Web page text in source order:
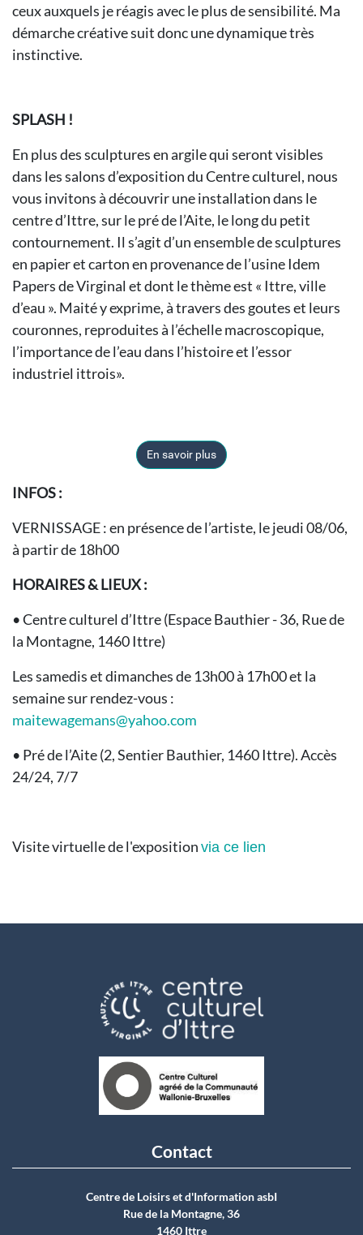
ceux auxquels je réagis avec le plus de sensibilité. Ma
démarche créative suit donc une dynamique très
instinctive.
SPLASH !
En plus des sculptures en argile qui seront visibles
dans les salons d’exposition du Centre culturel, nous
vous invitons à découvrir une installation dans le
centre d’Ittre, sur le pré de l’Aite, le long du petit
contournement. Il s’agit d’un ensemble de sculptures
en papier et carton en provenance de l’usine Idem
Papers de Virginal et dont le thème est « Ittre, ville
d’eau ». Maité y exprime, à travers des goutes et leurs
couronnes, reproduites à l’échelle macroscopique,
l’importance de l’eau dans l’histoire et l’essor
industriel ittrois».
En savoir plus
INFOS :
VERNISSAGE : en présence de l’artiste, le jeudi 08/06,
à partir de 18h00
HORAIRES & LIEUX :
• Centre culturel d’Ittre (Espace Bauthier - 36, Rue de
la Montagne, 1460 Ittre)
Les samedis et dimanches de 13h00 à 17h00 et la
semaine sur rendez-vous :
maitewagemans@yahoo.com
• Pré de l’Aite (2, Sentier Bauthier, 1460 Ittre). Accès
24/24, 7/7
Visite virtuelle de l'exposition via ce lien
Contact
Centre de Loisirs et d'Information asbI
Rue de la Montagne, 36
1460 Ittre